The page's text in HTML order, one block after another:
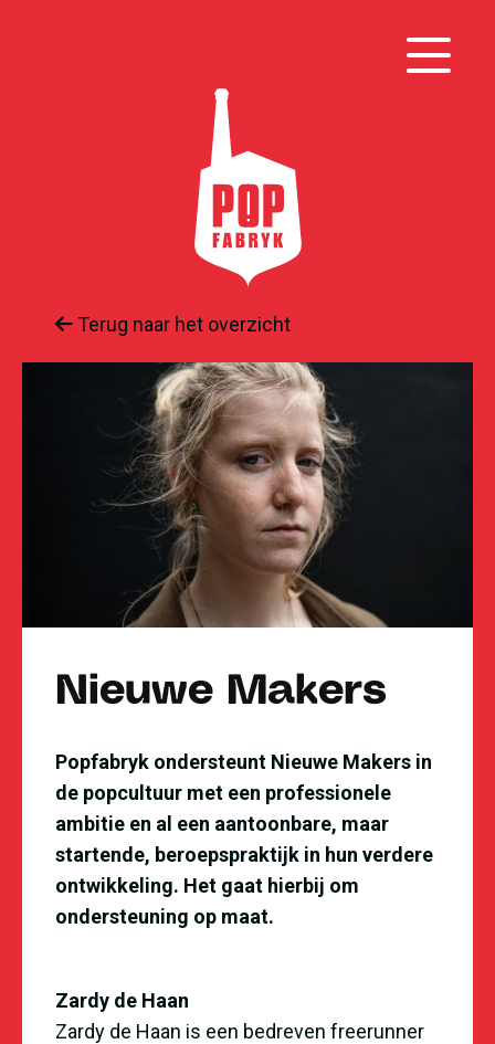
Terug naar het overzicht
Nieuwe Makers
Popfabryk ondersteunt Nieuwe Makers in
de popcultuur met een professionele
ambitie en al een aantoonbare, maar
startende, beroepspraktijk in hun verdere
ontwikkeling. Het gaat hierbij om
ondersteuning op maat.
Zardy de Haan
Zardy de Haan is een bedreven freerunner